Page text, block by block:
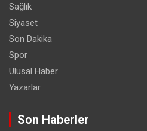
Sağlık
Siyaset
Son Dakika
Spor
Ulusal Haber
Yazarlar
Son Haberler